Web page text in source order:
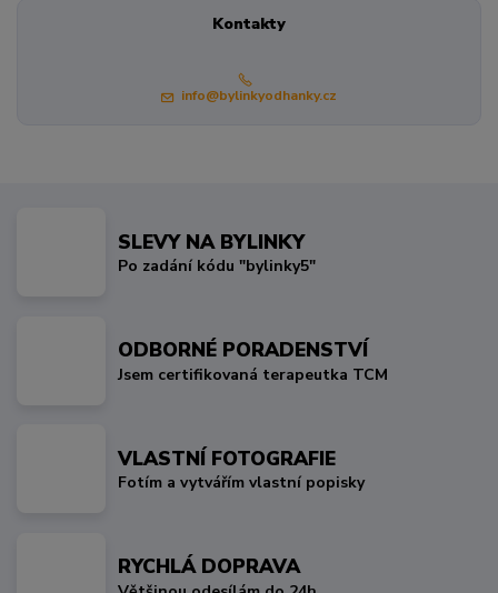
Kontakty
info@bylinkyodhanky.cz
SLEVY NA BYLINKY
Po zadání kódu "bylinky5"
ODBORNÉ PORADENSTVÍ
Jsem certifikovaná terapeutka TCM
VLASTNÍ FOTOGRAFIE
Fotím a vytvářím vlastní popisky
RYCHLÁ DOPRAVA